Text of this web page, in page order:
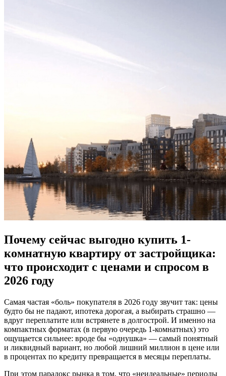
Почему сейчас выгодно купить 1-
комнатную квартиру от застройщика:
что происходит с ценами и спросом в
2026 году
Самая частая «боль» покупателя в 2026 году звучит так: цены
будто бы не падают, ипотека дорогая, а выбирать страшно —
вдруг переплатите или встрянете в долгострой. И именно на
компактных форматах (в первую очередь 1-комнатных) это
ощущается сильнее: вроде бы «однушка» — самый понятный
и ликвидный вариант, но любой лишний миллион в цене или
в процентах по кредиту превращается в месяцы переплаты.
При этом парадокс рынка в том, что «неидеальные» периоды